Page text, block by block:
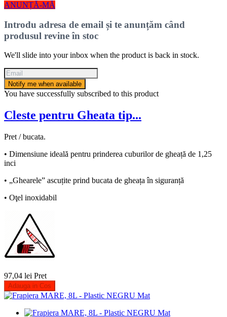
ANUNȚĂ-MĂ
Introdu adresa de email și te anunțăm când
produsul revine în stoc
We'll slide into your inbox when the product is back in stock.
Notify me when available
You have successfully subscribed to this product
Cleste pentru Gheata tip...
Pret / bucata.
• Dimensiune ideală pentru prinderea cuburilor de gheață de 1,25
inci
• „Ghearele” ascuțite prind bucata de gheața în siguranță
• Oţel inoxidabil
97,04 lei Pret
Adauga in Cos